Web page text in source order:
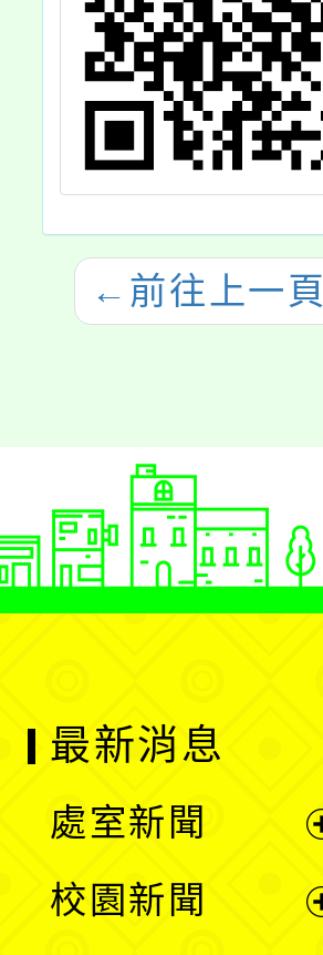
← 前往上一頁
最新消息
處室新聞
校園新聞